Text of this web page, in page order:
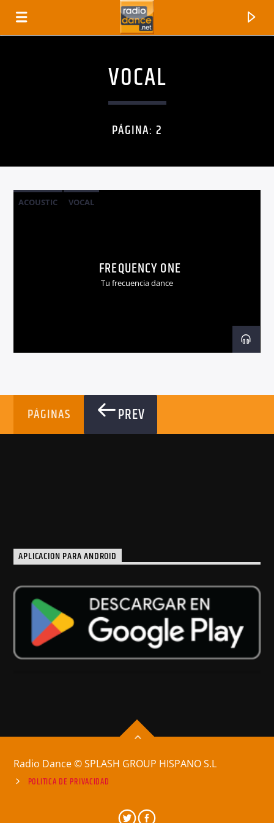
VOCAL
PÁGINA: 2
ACOUSTIC VOCAL
FREQUENCY ONE
Tu frecuencia dance
PÁGINAS PREV
APLICACION PARA ANDROID
Radio Dance © SPLASH GROUP HISPANO S.L
POLITICA DE PRIVACIDAD